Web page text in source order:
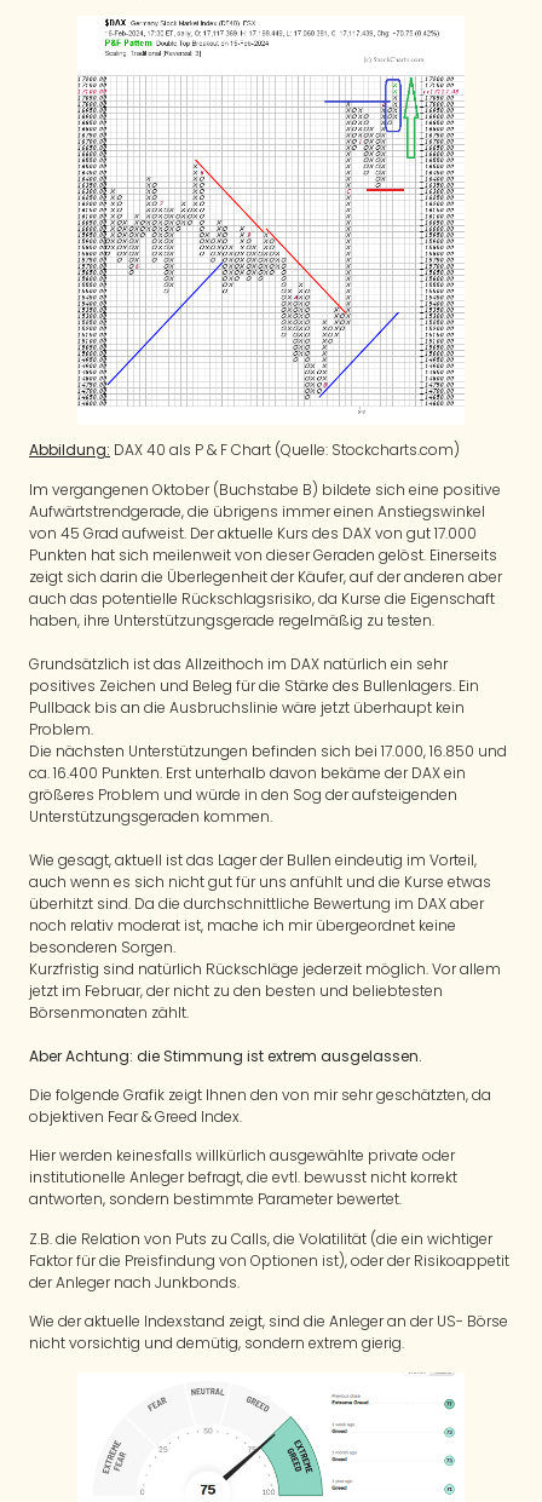
Abbildung: DAX 40 als P & F Chart (Quelle: Stockcharts.com)
Im vergangenen Oktober (Buchstabe B) bildete sich eine positive
Aufwärtstrendgerade, die übrigens immer einen Anstiegswinkel
von 45 Grad aufweist. Der aktuelle Kurs des DAX von gut 17.000
Punkten hat sich meilenweit von dieser Geraden gelöst. Einerseits
zeigt sich darin die Überlegenheit der Käufer, auf der anderen aber
auch das potentielle Rückschlagsrisiko, da Kurse die Eigenschaft
haben, ihre Unterstützungsgerade regelmäßig zu testen.
Grundsätzlich ist das Allzeithoch im DAX natürlich ein sehr
positives Zeichen und Beleg für die Stärke des Bullenlagers. Ein
Pullback bis an die Ausbruchslinie wäre jetzt überhaupt kein
Problem.
Die nächsten Unterstützungen befinden sich bei 17.000, 16.850 und
ca. 16.400 Punkten. Erst unterhalb davon bekäme der DAX ein
größeres Problem und würde in den Sog der aufsteigenden
Unterstützungsgeraden kommen.
Wie gesagt, aktuell ist das Lager der Bullen eindeutig im Vorteil,
auch wenn es sich nicht gut für uns anfühlt und die Kurse etwas
überhitzt sind. Da die durchschnittliche Bewertung im DAX aber
noch relativ moderat ist, mache ich mir übergeordnet keine
besonderen Sorgen.
Kurzfristig sind natürlich Rückschläge jederzeit möglich. Vor allem
jetzt im Februar, der nicht zu den besten und beliebtesten
Börsenmonaten zählt.
Aber Achtung: die Stimmung ist extrem ausgelassen.
Die folgende Grafik zeigt Ihnen den von mir sehr geschätzten, da
objektiven Fear & Greed Index.
Hier werden keinesfalls willkürlich ausgewählte private oder
institutionelle Anleger befragt, die evtl. bewusst nicht korrekt
antworten, sondern bestimmte Parameter bewertet.
Z.B. die Relation von Puts zu Calls, die Volatilität (die ein wichtiger
Faktor für die Preisfindung von Optionen ist), oder der Risikoappetit
der Anleger nach Junkbonds.
Wie der aktuelle Indexstand zeigt, sind die Anleger an der US- Börse
nicht vorsichtig und demütig, sondern extrem gierig.